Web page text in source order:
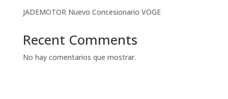
JADEMOTOR Nuevo Concesionario VOGE
Recent Comments
No hay comentarios que mostrar.